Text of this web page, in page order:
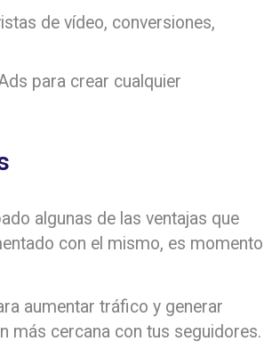
de vídeo, conversiones,
para crear cualquier
algunas de las ventajas que
con el mismo, es momento
aumentar tráfico y generar
más cercana con tus seguidores.